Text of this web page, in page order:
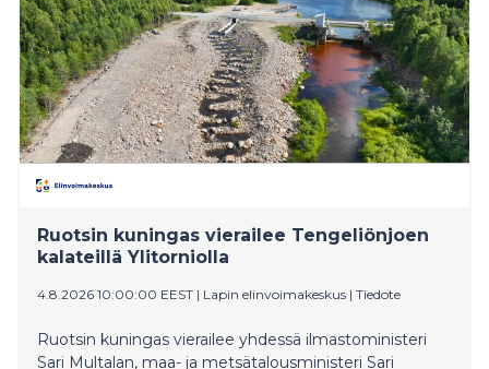
Ruotsin kuningas vierailee Tengeliönjoen
kalateillä Ylitorniolla
4.8.2026 10:00:00 EEST | Lapin elinvoimakeskus | Tiedote
Ruotsin kuningas vierailee yhdessä ilmastoministeri
Sari Multalan, maa- ja metsätalousministeri Sari